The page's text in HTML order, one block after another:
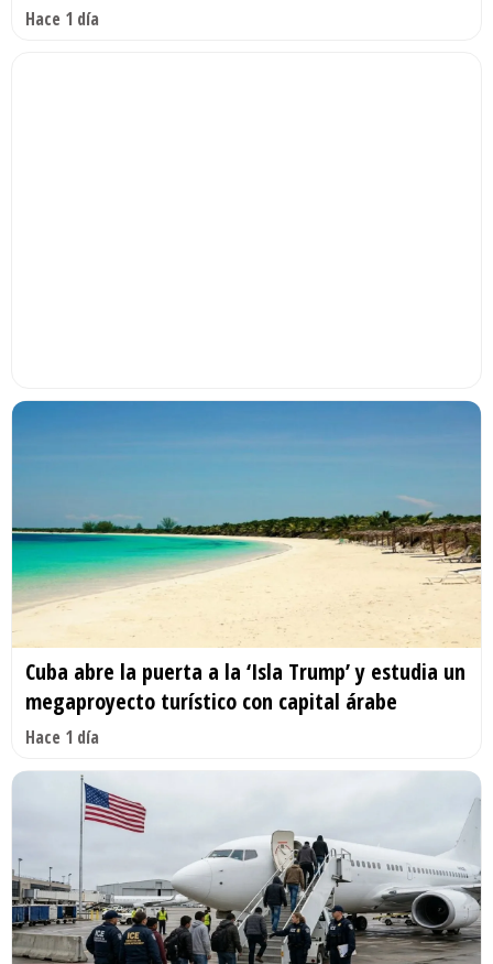
Hace 1 día
Cuba abre la puerta a la ‘Isla Trump’ y estudia un
megaproyecto turístico con capital árabe
Hace 1 día